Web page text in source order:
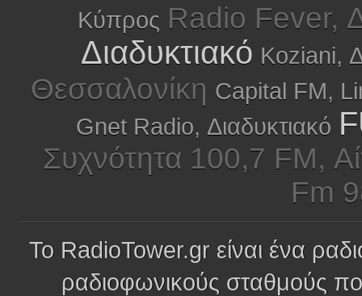
Κύπρος Radio Fever,
Διαδυκτιακό Koziani,
Θεσσαλονίκη Capital FM,
Gnet Radio, Διαδυκτιακό
Συχνότητα 100,7 FM,
Fm
Το RadioTower.gr είναι ένα
ραδιοφωνικούς σταθμούς